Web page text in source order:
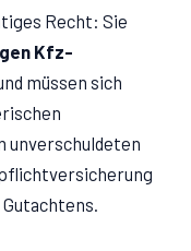
Recht: Sie
Kfz-
müssen sich
unverschuldeten